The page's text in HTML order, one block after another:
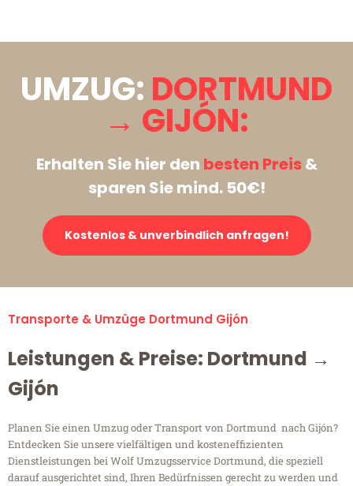
UMZUG: DORTMUND
→ GIJÓN:
Erhalten Sie hier den besten Preis&
sparen Sie mind. 50€!
Kostenlos & unverbindlich anfragen!
Transporte & Umzüge Dortmund Gijón
Leistungen & Preise: Dortmund →
Gijón
Planen Sie einen Umzug oder Transport von Dortmund nach Gijón?
Entdecken Sie unsere vielfältigen und kosteneffizienten
Dienstleistungen bei Wolf Umzugsservice Dortmund, die speziell
darauf ausgerichtet sind, Ihren Bedürfnissen gerecht zu werden und